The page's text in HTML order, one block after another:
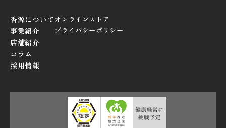
香源について
事業紹介
店舗紹介
コラム
採用情報
オンラインストア
プライバシーポリシー